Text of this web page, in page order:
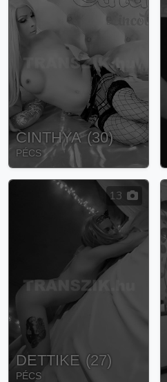
CINTHYA (30)
PÉCS
13
DETTIKE (27)
PÉCS